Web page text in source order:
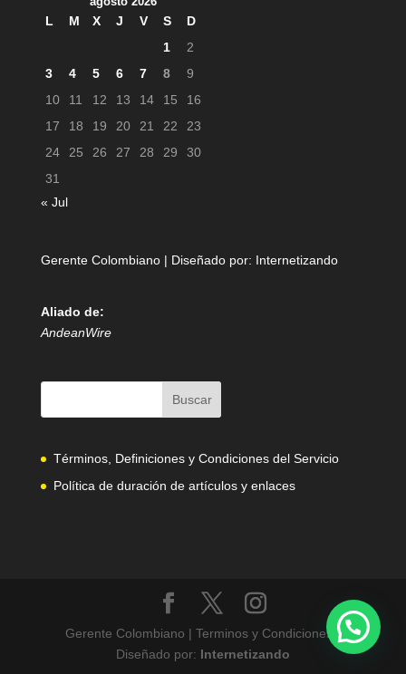
L M X J V S
D
1
2
3
4 5 6 7 8
9
10
11 12 13 14 15
16
17
18 19 20 21 22
23
24
25 26 27 28 29
30
31
« Jul
Gerente Colombiano | Diseñado por: Internetizando
Aliado de:
AndeanWire
Términos, Definiciones y Condiciones del Servicio
Política de duración de artículos y enlaces
Gerente Colombiano | Terminos y Condiciones |
Diseñado por: Internetizando